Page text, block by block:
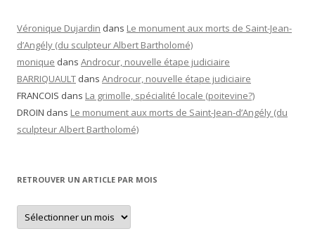
Véronique Dujardin dans Le monument aux morts de Saint-Jean-
d’Angély (du sculpteur Albert Bartholomé)
monique dans Androcur, nouvelle étape judiciaire
BARRIQUAULT dans Androcur, nouvelle étape judiciaire
FRANCOIS dans La grimolle, spécialité locale (poitevine?)
DROIN dans Le monument aux morts de Saint-Jean-d’Angély (du
sculpteur Albert Bartholomé)
RETROUVER UN ARTICLE PAR MOIS
Retrouver
un
article